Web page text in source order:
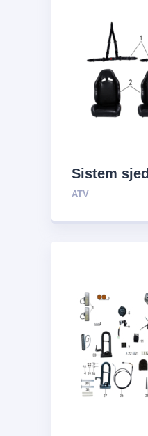
Sistem
ATV